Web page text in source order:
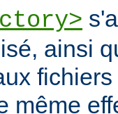
ainsi
même